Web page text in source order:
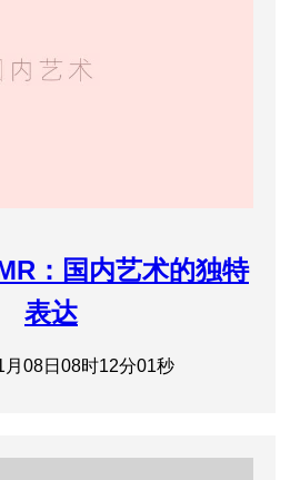
：国内艺术的独特
表达
月08日08时12分01秒